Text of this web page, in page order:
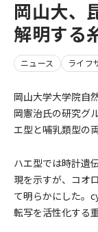
岡山大、
解明する
ニュース ライフ
岡山大学大学院自
岡憲治氏の研究グ
エ型と哺乳類型の
ハエ型では時計遺
現を示すが、コオ
て明らかにした。
転写を活性化する